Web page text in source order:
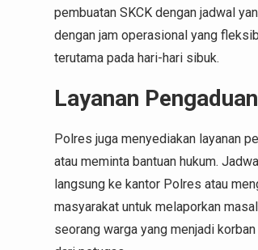
pembuatan SKCK dengan jadwal
dengan jam operasional yang
terutama pada hari-hari sibuk.
Layanan
Polres juga menyediakan layanan
atau meminta bantuan hukum.
langsung ke kantor Polres atau
masyarakat untuk melaporkan
seorang warga yang menjadi